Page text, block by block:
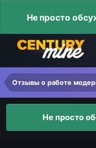
Не просто
Отзывы о работе
Не просто